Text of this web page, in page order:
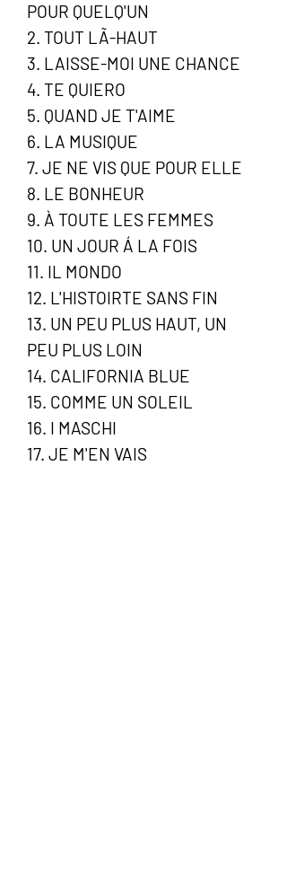
POUR QUELQ'UN
2. TOUT LÃ-HAUT
3. LAISSE-MOI UNE CHANCE
4. TE QUIERO
5. QUAND JE T'AIME
6. LA MUSIQUE
7. JE NE VIS QUE POUR ELLE
8. LE BONHEUR
9. À TOUTE LES FEMMES
10. UN JOUR Á LA FOIS
11. IL MONDO
12. L'HISTOIRTE SANS FIN
13. UN PEU PLUS HAUT, UN
PEU PLUS LOIN
14. CALIFORNIA BLUE
15. COMME UN SOLEIL
16. I MASCHI
17. JE M'EN VAIS